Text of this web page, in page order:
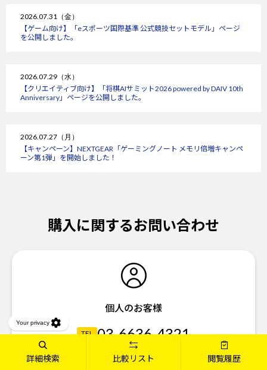
詳細検索 比較リスト 閲覧履歴
2026.07.31（金）
【ゲーム向け】「eスポーツ国際基準 公式競技セットモデル」ページ
を公開しました。
2026.07.29（水）
【クリエイティブ向け】「将棋AIサミット2026 powered by DAIV 10th
Anniversary」ページを公開しました。
2026.07.27（月）
【キャンペーン】NEXTGEAR「ゲーミングノート メモリ倍増キャンペ
ーン第1弾」を開始しました！
購入に関するお問い合わせ
個人のお客様
TEL 03-6636-4321
03-6636-4340